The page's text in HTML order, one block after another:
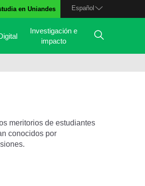
Español
en Uniandes
Investigación e
impacto
meritorios de estudiantes
conocidos por